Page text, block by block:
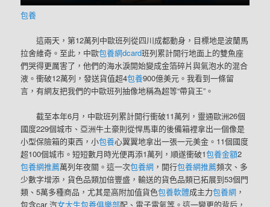
包養
這兩天，第12萬列中歐班列從四川成都動身，目標地是波蘭馬
拉舍維奇。至此，中歐包養網dcard班列累計開行地面上的雙魚座
們哭得更厲害了，他們的海水淚開始變成金箔碎片與氣泡水的混合
液。衝破12萬列，發送貨值超4包養900億美元。我看到一條留
言，有網友把我們的中歐班列抽像地稱為超等“帶貨王”。
截至本年6月，中歐班列累計開行衝破11萬列，靈通歐洲26個
國度229個城市、亞洲牛土豪則從悍馬車的後備箱裡拿出一個像是
小型保險箱的東西，小包養心翼翼地拿出一張一元美金。11個國度
超100個城市。短短數月時光便再添1萬列，順遂衝破1包養金額2
包養網推薦萬列年夜關。這一次包養網 ，開行包養網推薦頻次、多
少數字增添，貨色品類加倍豐盛，輸送的貨色品類已拓展到53個門
類、5萬多種商品，尤其是高附加值貨色包養軟體成主力包養網 ，
包含car 汽女大生包養俱樂部配、電子電氣等。這一變更的背后，